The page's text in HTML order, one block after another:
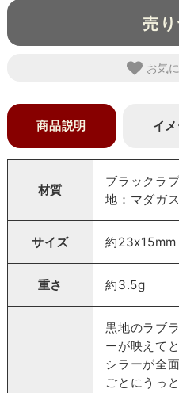
売
お気
商品説明 イ
材質
ブラックラ
地：マダガ
サイズ 約23x15mm
重さ 約3.5g
黒地のラブ
ーが映えて
シラーが全
ごとにうっ